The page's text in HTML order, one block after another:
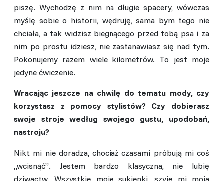
piszę. Wychodzę z nim na długie spacery, wówczas
myślę sobie o historii, wędruję, sama bym tego nie
chciała, a tak widzisz biegnącego przed tobą psa i za
nim po prostu idziesz, nie zastanawiasz się nad tym.
Pokonujemy razem wiele kilometrów. To jest moje
jedyne ćwiczenie.
Wracając jeszcze na chwilę do tematu mody, czy
korzystasz z pomocy stylistów? Czy dobierasz
swoje stroje według swojego gustu, upodobań,
nastroju?
Nikt mi nie doradza, chociaż czasami próbują mi coś
„wcisnąć”. Jestem bardzo klasyczna, nie lubię
dziwactw. Wszystkie moje sukienki, szyje mi moja